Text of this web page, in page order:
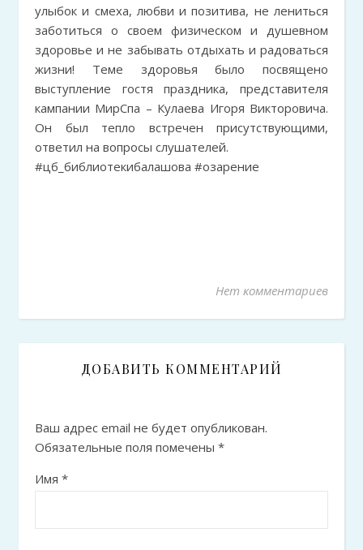
улыбок и смеха, любви и позитива, не лениться
заботиться о своем физическом и душевном
здоровье и не забывать отдыхать и радоваться
жизни! Теме здоровья было посвящено
выступление гостя праздника, представителя
кампании МирСпа – Кулаева Игоря Викторовича.
Он был тепло встречен присутствующими,
ответил на вопросы слушателей.
#цб_библиотекибалашова #озарение
Нет комментариев
ДОБАВИТЬ КОММЕНТАРИЙ
Ваш адрес email не будет опубликован.
Обязательные поля помечены *
Имя *